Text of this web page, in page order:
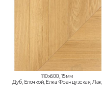
110x600, 15мм
Дуб, Елочкой, Елка Французская, Лак,